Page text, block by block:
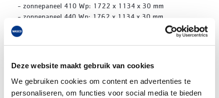
Deze website maakt gebruik van cookies
We gebruiken cookies om content en advertenties te
personaliseren, om functies voor social media te bieden
- zonnepaneel 410 Wp: 1722 x 1134 x 30 mm
- zonnepaneel 440 Wp: 1762 x 1134 x 30 mm
Eén paneel of een pallet vol?
-DMEGC PV-paneel 440Wp Full black TOPCon N-type
1762x1134x30 mm
-DMEGC PV-paneel 440Wp Full black TOPCon N-type